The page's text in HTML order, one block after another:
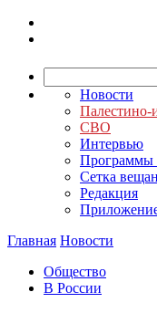
Новости
Палестино-
СВО
Интервью
Программы
Сетка
Редакция
Главная Новости
Общество
В России